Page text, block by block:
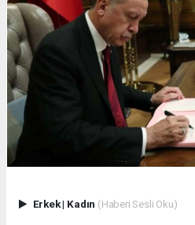
Erkek| Kadın (Haberi Sesli Oku)